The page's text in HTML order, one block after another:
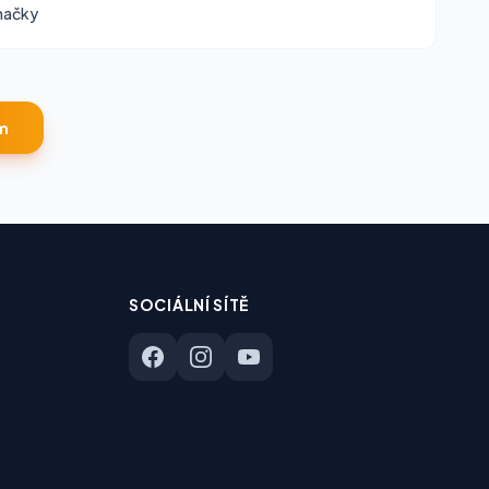
SOCIÁLNÍ SÍTĚ